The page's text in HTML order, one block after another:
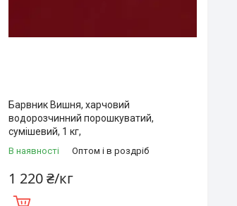
Барвник Вишня, харчовий
водорозчинний порошкуватий,
сумішевий, 1 кг,
В наявності Оптом і в роздріб
1 220 ₴/кг